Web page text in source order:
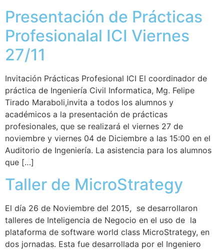
Presentación de Prácticas
Profesionalal ICI Viernes
27/11
Invitación Prácticas Profesional ICI El coordinador de
práctica de Ingeniería Civil Informatica, Mg. Felipe
Tirado Maraboli,invita a todos los alumnos y
académicos a la presentación de prácticas
profesionales, que se realizará el viernes 27 de
noviembre y viernes 04 de Diciembre a las 15:00 en el
Auditorio de Ingeniería. La asistencia para los alumnos
que […]
Taller de MicroStrategy
El día 26 de Noviembre del 2015, se desarrollaron
talleres de Inteligencia de Negocio en el uso de la
plataforma de software world class MicroStrategy, en
dos jornadas. Esta fue desarrollada por el Ingeniero